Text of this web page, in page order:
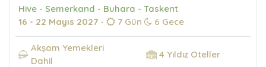
Hive - Semerkand - Buhara - Taskent
16 - 22 Mayıs 2027 - 7 Gün 6 Gece
Akşam Yemekleri
Dahil
4 Yıldız Oteller